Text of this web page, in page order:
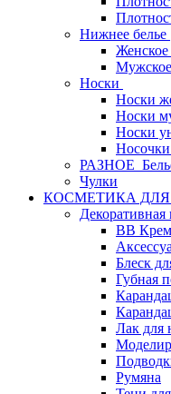
Нижнее белье
Женское
Носки
Носки
Носки
Носки
Чулки
КОСМЕТИКА
Декоративная
BB
Блеск
Губная
Лак для
Румяна